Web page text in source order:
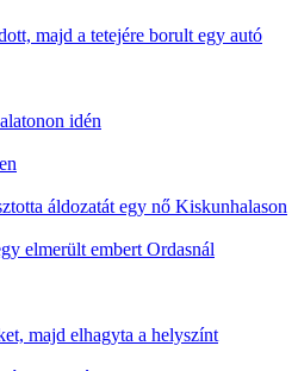
majd a tetejére borult egy autó
idén
áldozatát egy nő Kiskunhalason
elmerült embert Ordasnál
majd elhagyta a helyszínt